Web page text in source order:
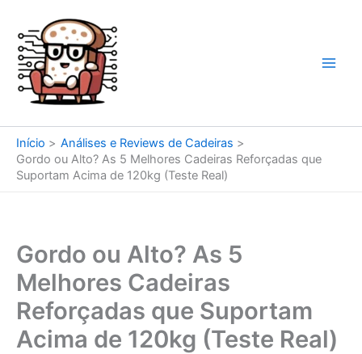
conteúdo
Início
Análises e Reviews de Cadeiras
Gordo ou Alto? As 5 Melhores Cadeiras Reforçadas que
Suportam Acima de 120kg (Teste Real)
Gordo ou Alto? As 5
Melhores Cadeiras
Reforçadas que Suportam
Acima de 120kg (Teste Real)